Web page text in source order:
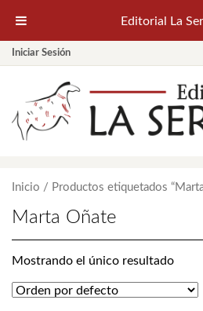
Iniciar Sesión
Inicio / Productos etiquetados
Marta Oñate
Mostrando el único resultado
Editorial La